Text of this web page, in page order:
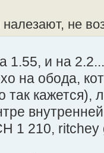
не
1.55, и на 2.2...
на обода,
так кажется),
1 210,